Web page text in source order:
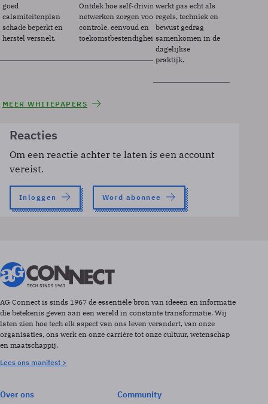
goed
calamiteitenplan
schade beperkt en
herstel versnelt.
Ontdek hoe self-driving
netwerken zorgen voor
controle, eenvoud en
toekomstbestendigheid.
werkt pas echt als
regels, techniek en
bewust gedrag
samenkomen in de
dagelijkse
praktijk.
MEER WHITEPAPERS
Reacties
Om een reactie achter te laten is een account
vereist.
Inloggen Word abonnee
AG Connect is sinds 1967 de essentiële bron van ideeën en informatie
die betekenis geven aan een wereld in constante transformatie. Wij
laten zien hoe tech elk aspect van ons leven verandert, van onze
organisaties, ons werk en onze carrière tot onze cultuur, wetenschap
en maatschappij.
Lees ons manifest >
Over ons
Community